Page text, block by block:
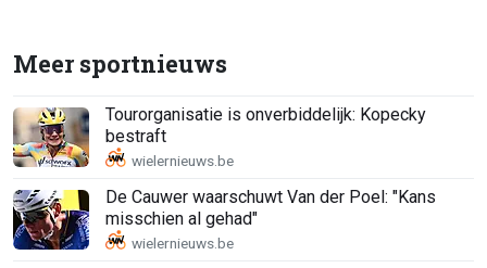
Meer sportnieuws
Tourorganisatie is onverbiddelijk: Kopecky
bestraft
De Cauwer waarschuwt Van der Poel: "Kans
misschien al gehad"